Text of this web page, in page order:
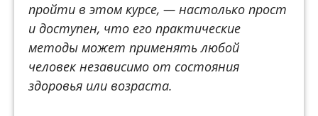
пройти в этом курсе, — настолько прост
и доступен, что его практические
методы может применять любой
человек независимо от состояния
здоровья или возраста.